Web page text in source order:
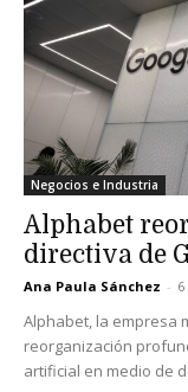
Negocios e Industria
Alphabet
directiva de
Ana Paula Sánchez -
Alphabet, la empresa
reorganización
artificial en medio de